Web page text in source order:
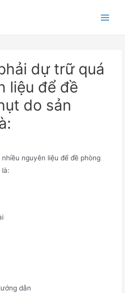
dự trữ quá
liệu để đề
do sản
nguyên liệu để đề phòng
là:
dẫn